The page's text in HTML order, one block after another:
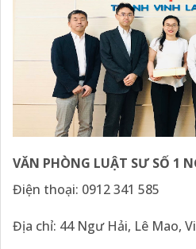
VĂN PHÒNG LUẬT SƯ SỐ 1
Điện thoại: 0912 341 585
Địa chỉ: 44 Ngư Hải, Lê Mao,